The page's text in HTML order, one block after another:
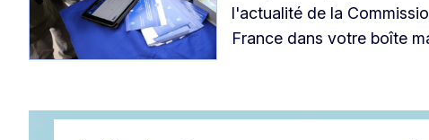
l'actualité de la
France dans votre boîte